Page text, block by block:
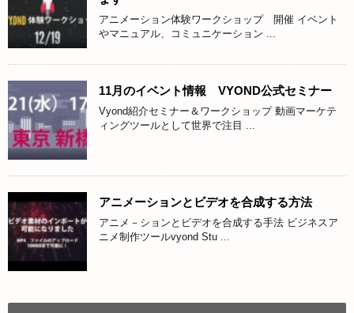
アニメーション体験ワークショップ 開催 イベント
やマニュアル、コミュニケーション ...
11月のイベント情報 VYOND公式セミナー
Vyond紹介セミナー＆ワークショップ 動画マーケテ
ィングツールとして世界で注目 ...
アニメーションとビデオを合成する方法
アニメ－ションとビデオを合成する手法 ビジネスア
ニメ制作ツールvyond Stu ...